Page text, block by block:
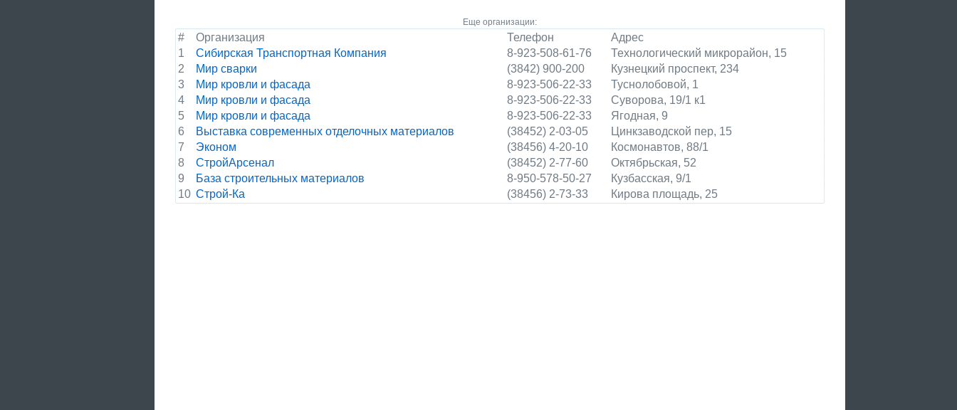
Еще организации:
# Организация Телефон
Адрес
1
Сибирская Транспортная Компания 8-923-508-61-76
Технологический микрорайон, 15
2
Мир сварки (3842) 900-200
Кузнецкий проспект, 234
3
Мир кровли и фасада 8-923-506-22-33
Туснолобовой, 1
4
Мир кровли и фасада 8-923-506-22-33
Суворова, 19/1 к1
5
Мир кровли и фасада 8-923-506-22-33
Ягодная, 9
6
Выставка современных отделочных материалов (38452) 2-03-05
Цинкзаводской пер, 15
7
Эконом (38456) 4-20-10
Космонавтов, 88/1
8
СтройАрсенал (38452) 2-77-60
Октябрьская, 52
9
База строительных материалов 8-950-578-50-27
Кузбасская, 9/1
10 Строй-Ка (38456) 2-73-33 Кирова площадь, 25